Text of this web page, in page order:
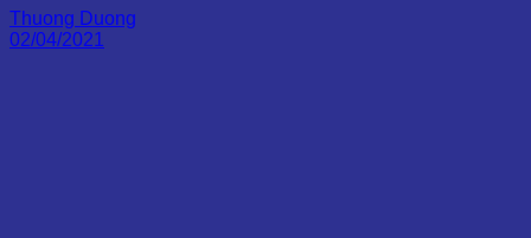
Thuong Duong
02/04/2021